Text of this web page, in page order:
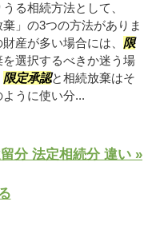
る相続方法として、
」の3つの方法がありま
産が多い場合には、 限
選択するべきか迷う場
限定承認と相続放棄はそ
うに使い分...
分 法定相続分 違い »